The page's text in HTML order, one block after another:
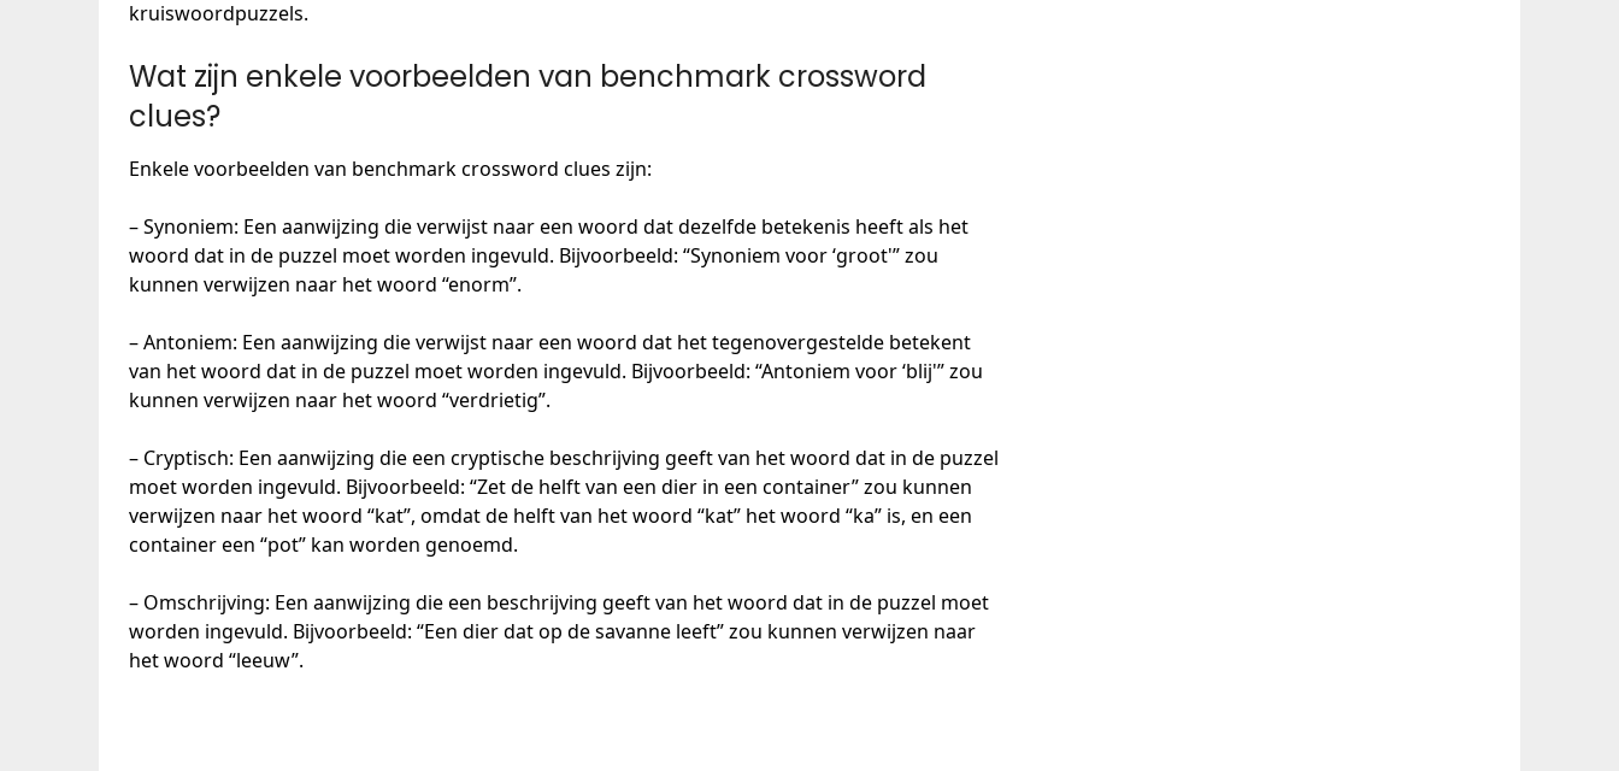
kruiswoordpuzzels.
Wat zijn enkele voorbeelden van benchmark crossword
clues?
Enkele voorbeelden van benchmark crossword clues zijn:
– Synoniem: Een aanwijzing die verwijst naar een woord dat dezelfde betekenis heeft als het
woord dat in de puzzel moet worden ingevuld. Bijvoorbeeld: “Synoniem voor ‘groot'” zou
kunnen verwijzen naar het woord “enorm”.
– Antoniem: Een aanwijzing die verwijst naar een woord dat het tegenovergestelde betekent
van het woord dat in de puzzel moet worden ingevuld. Bijvoorbeeld: “Antoniem voor ‘blij'” zou
kunnen verwijzen naar het woord “verdrietig”.
– Cryptisch: Een aanwijzing die een cryptische beschrijving geeft van het woord dat in de puzzel
moet worden ingevuld. Bijvoorbeeld: “Zet de helft van een dier in een container” zou kunnen
verwijzen naar het woord “kat”, omdat de helft van het woord “kat” het woord “ka” is, en een
container een “pot” kan worden genoemd.
– Omschrijving: Een aanwijzing die een beschrijving geeft van het woord dat in de puzzel moet
worden ingevuld. Bijvoorbeeld: “Een dier dat op de savanne leeft” zou kunnen verwijzen naar
het woord “leeuw”.